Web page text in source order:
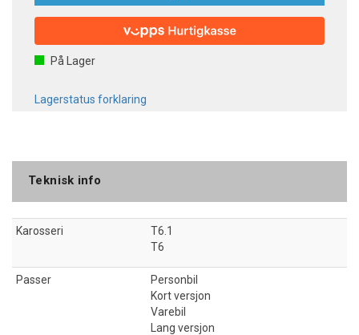
På Lager
Lagerstatus forklaring
Teknisk info
Karosseri
T6.1
T6
Passer
Personbil
Kort versjon
Varebil
Lang versjon